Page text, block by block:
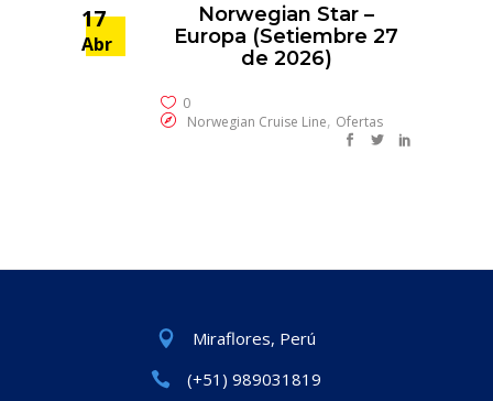
17
Abr
Norwegian Star –
Europa (Setiembre 27
de 2026)
0
Norwegian Cruise Line, Ofertas
Miraflores, Perú
(+51) 989031819